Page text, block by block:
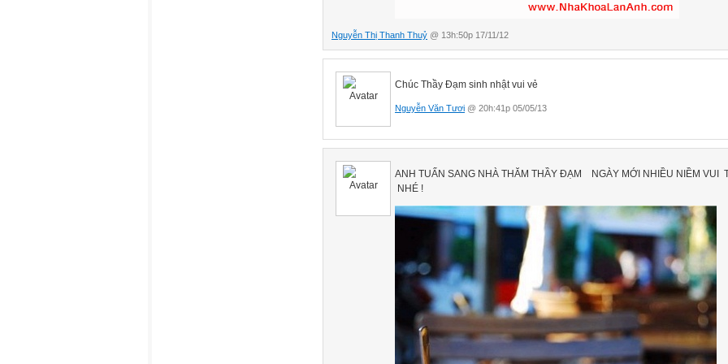
Nguyễn Thị Thanh Thuỷ @ 13h:50p 17/11/12
Chúc Thầy Đạm sinh nhật vui vẻ
Nguyễn Văn Tươi @ 20h:41p 05/05/13
ANH TUẤN SANG NHÀ THĂM THẦY ĐẠM NGÀY MỚI NHIỀU NIỀM VUI
NHÉ !